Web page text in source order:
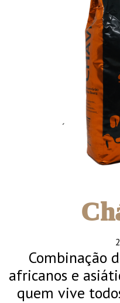
Combinação
africanos e
quem vive